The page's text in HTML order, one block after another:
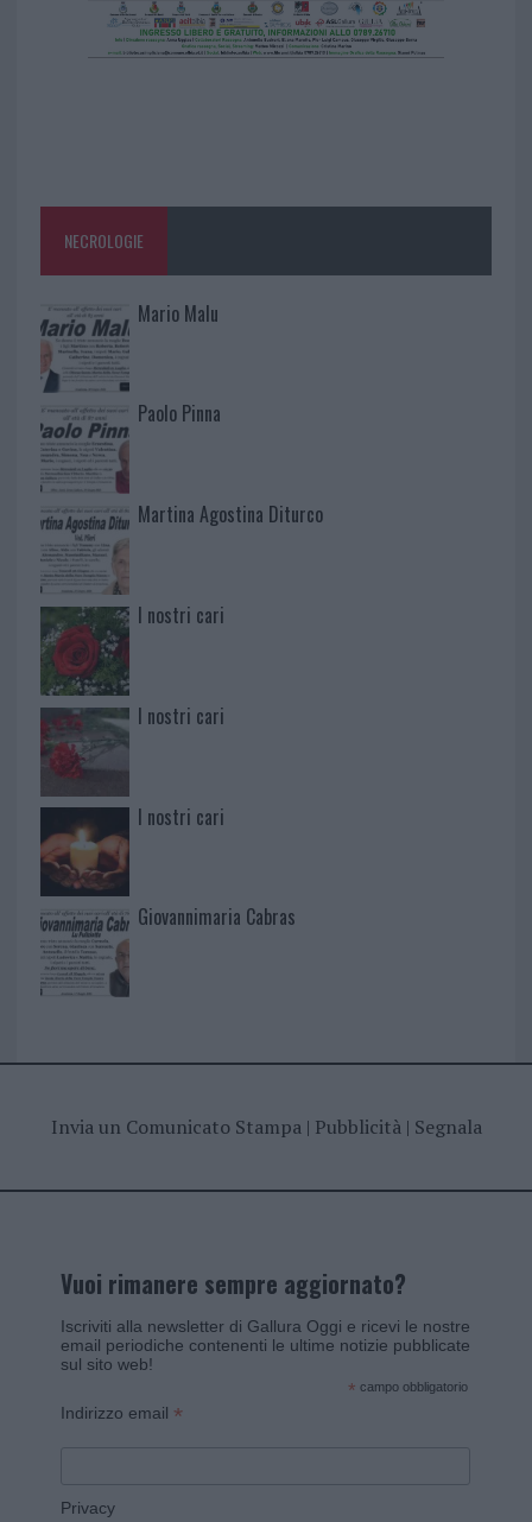
NECROLOGIE
Mario Malu
Paolo Pinna
Martina Agostina Diturco
I nostri cari
I nostri cari
I nostri cari
Giovannimaria Cabras
Invia un Comunicato Stampa| Pubblicità| Segnala
Vuoi rimanere sempre aggiornato?
Iscriviti alla newsletter di Gallura Oggi e ricevi le nostre
email periodiche contenenti le ultime notizie pubblicate
sul sito web!
* campo obbligatorio
Indirizzo email *
Privacy